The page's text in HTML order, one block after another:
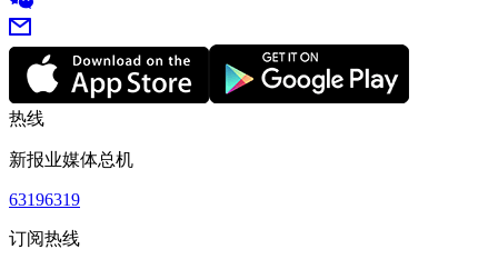
热线
新报业媒体总机
63196319
订阅热线